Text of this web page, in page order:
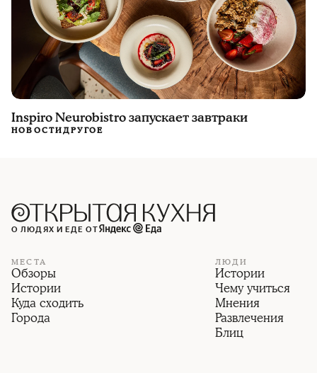
Inspiro Neurobistro запускает завтраки
НОВОСТИДРУГОЕ
О ЛЮДЯХ И ЕДЕ ОТ
МЕСТА
Обзоры
Истории
Куда сходить
Города
ЛЮДИ
Истории
Чему учиться
Мнения
Развлечения
Блиц